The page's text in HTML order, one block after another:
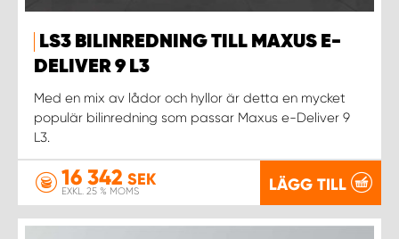
LS3 BILINREDNING TILL MAXUS E-
DELIVER 9 L3
Med en mix av lådor och hyllor är detta en mycket
populär bilinredning som passar Maxus e-Deliver 9
L3.
16 342 SEK
EXKL. 25 % MOMS LÄGG TILL